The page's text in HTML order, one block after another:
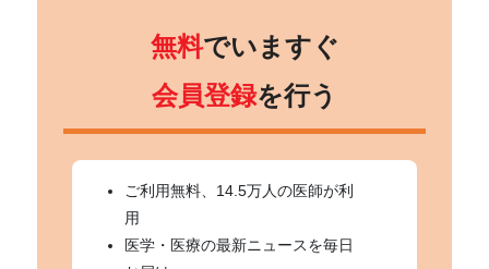
無料でいますぐ
会員登録を行う
ご利用無料、14.5万人の医師が利
用
医学・医療の最新ニュースを毎日